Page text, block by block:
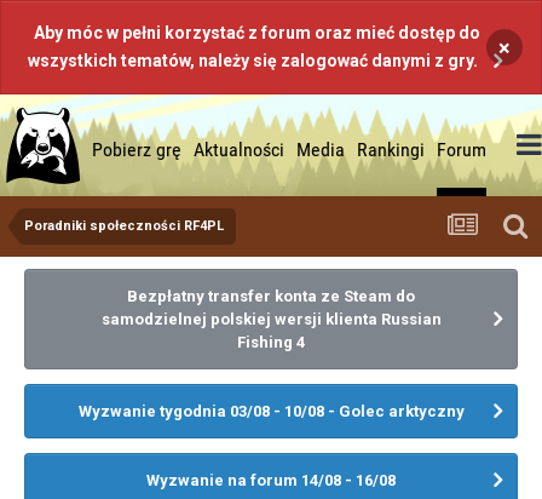
Aby móc w pełni korzystać z forum oraz mieć dostęp do
wszystkich tematów, należy się zalogować danymi z gry.
×
Pobierz grę Aktualności Media Rankingi Forum
Poradniki społeczności RF4PL
Bezpłatny transfer konta ze Steam do
samodzielnej polskiej wersji klienta Russian
Fishing 4
Wyzwanie tygodnia 03/08 - 10/08 - Golec arktyczny
Wyzwanie na forum 14/08 - 16/08